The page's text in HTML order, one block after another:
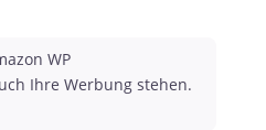
Ihre Werbung stehen.